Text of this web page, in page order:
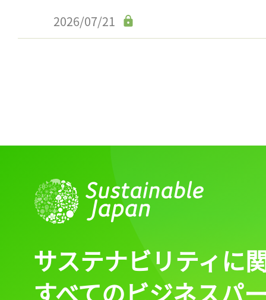
2026/07/21
サステナビリティに
すべてのビジネスパ